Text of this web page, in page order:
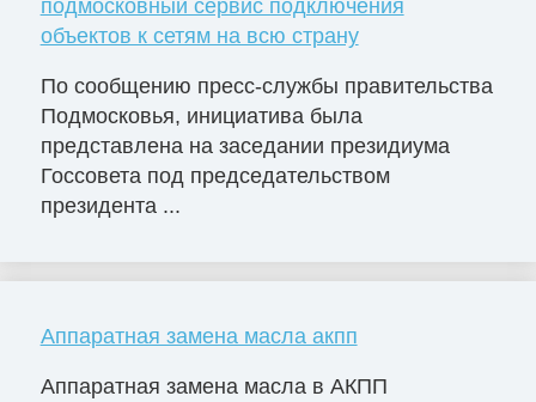
подмосковный сервис подключения
объектов к сетям на всю страну
По сообщению пресс-службы правительства
Подмосковья, инициатива была
представлена на заседании президиума
Госсовета под председательством
президента ...
Аппаратная замена масла акпп
Аппаратная замена масла в АКПП